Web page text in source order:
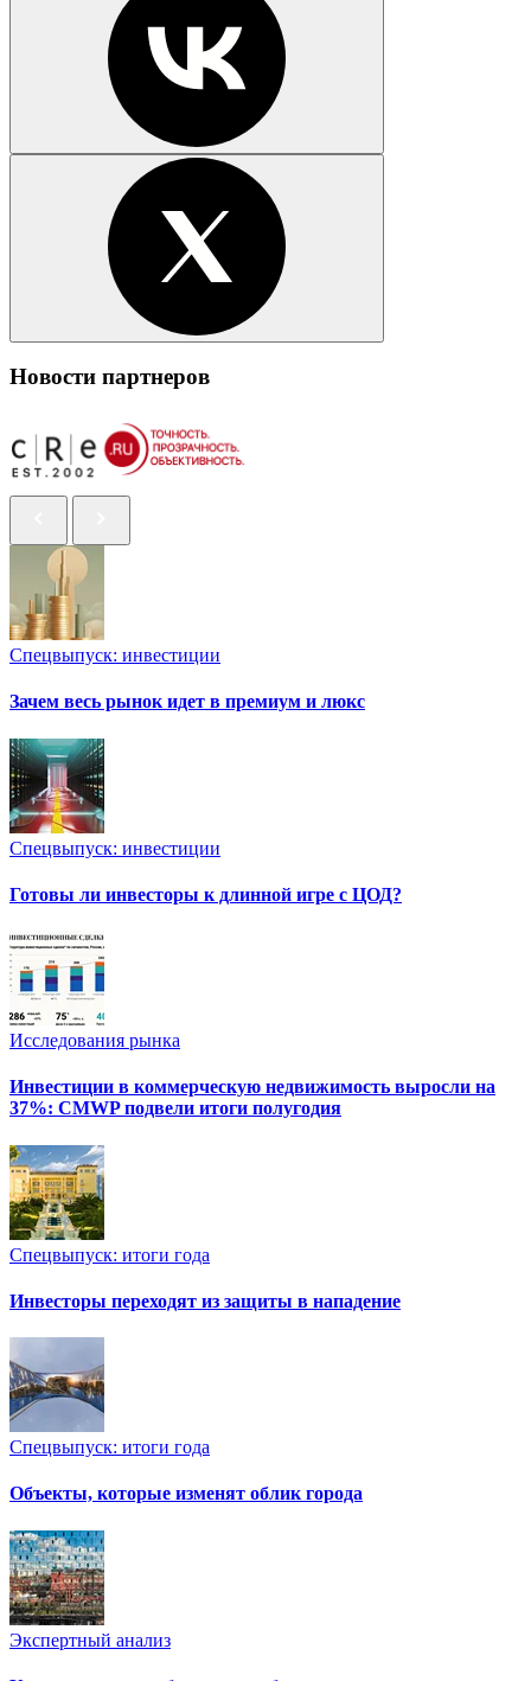
Новости партнеров
Спецвыпуск: инвестиции
Зачем весь рынок идет в премиум и люкс
Спецвыпуск: инвестиции
Готовы ли инвесторы к длинной игре с ЦОД?
Исследования рынка
Инвестиции в коммерческую недвижимость выросли на
37%: CMWP подвели итоги полугодия
Спецвыпуск: итоги года
Инвесторы переходят из защиты в нападение
Спецвыпуск: итоги года
Объекты, которые изменят облик города
Экспертный анализ